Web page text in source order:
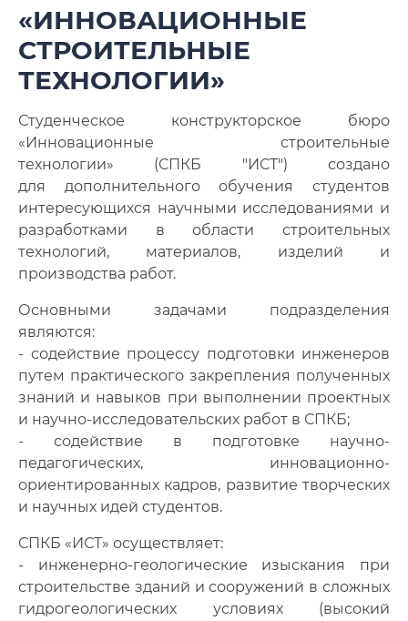
Диссертационные советы
Научные издания
Инновационная деятельность
Лаборатории и центры
Научная библиотека
Центр публикационной активности
Каталог научного оборудования
«ИННОВАЦИОННЫЕ
СТРОИТЕЛЬНЫЕ
ТЕХНОЛОГИИ»
Студенческое конструкторское бюро
«Инновационные строительные
технологии» (СПКБ "ИСТ") создано
для дополнительного обучения студентов
интересующихся научными исследованиями и
разработками в области строительных
технологий, материалов, изделий и
производства работ.
Основными задачами подразделения
являются:
- содействие процессу подготовки инженеров
путем практического закрепления полученных
знаний и навыков при выполнении проектных
и научно-исследовательских работ в СПКБ;
- содействие в подготовке научно-
педагогических, инновационно-
ориентированных кадров, развитие творческих
и научных идей студентов.
СПКБ «ИСТ» осуществляет:
- инженерно-геологические изыскания при
строительстве зданий и сооружений в сложных
гидрогеологических условиях (высокий